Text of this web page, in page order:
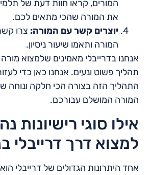
המורים, קראו חוות דעת של
את המורה שהכי מתאים לכם.
יוצרים קשר עם המורה: צרו
המורה ותאמו שיעור ניסיון.
אנחנו בדרייבלי מאמינים שלמצוא
תהליך פשוט ונעים. אנחנו כאן כדי
התהליך הזה בצורה הכי חלקה ונוחה
המורה המושלם עבורכם.
אילו סוגי רישיונות
למצוא דרך דרייבלי
אחד היתרונות הגדולים של דרייבלי